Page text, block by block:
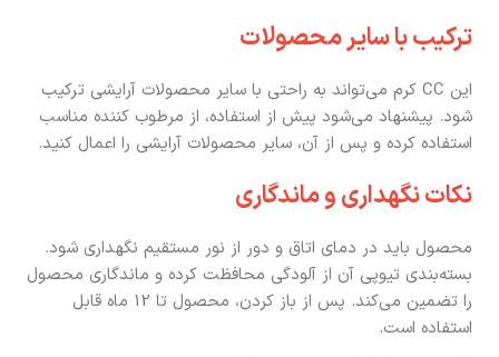
ترکیب با سایر محصولات
این CC کرم می‌تواند به راحتی با سایر محصولات آرایشی ترکیب
شود. پیشنهاد می‌شود پیش از استفاده، از مرطوب کننده مناسب
استفاده کرده و پس از آن، سایر محصولات آرایشی را اعمال کنید.
نکات نگهداری و ماندگاری
محصول باید در دمای اتاق و دور از نور مستقیم نگهداری شود.
بسته‌بندی تیوپی آن از آلودگی محافظت کرده و ماندگاری محصول
را تضمین می‌کند. پس از باز کردن، محصول تا 12 ماه قابل
استفاده است.